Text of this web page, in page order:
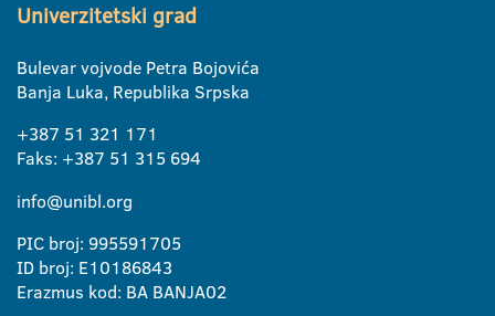
Univerzitetski grad
Bulevar vojvode Petra Bojovića
Banja Luka, Republika Srpska
+387 51 321 171
Faks: +387 51 315 694
info@unibl.org
PIC broj: 995591705
ID broj: E10186843
Erazmus kod: BA BANJA02